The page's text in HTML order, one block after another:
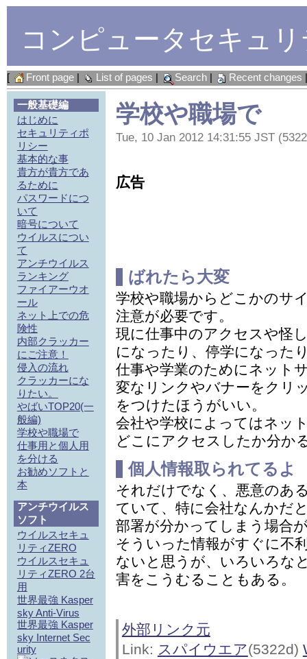
コンピュータセキュ
[ Front page| List of pages | Search| Recent changes
学校や職場で
Tue, 10 Jan 2012 14:31:55 JST
広告
ばれたら大変
学校や職場からどこかのサ
注意が必要です。
現に仕事中のアクセスや怪
になったり、停学になった
仕事や学業のためにネット
変なリンクやバナーをクリ
をつけたほうがいい。
会社や学校によってはネッ
どこにアクセスしたか分か
個人情報取られてるよ
それだけでなく、悪意のあ
ていて、特に会社なんかだ
部署が分かってしまう場合
そういった情報がすぐに不
ないと思うが、いろいろな
害をこうむることもある。
外部リンク元
Link: スパイウエア(5322d)
一般基礎編
はじめに
セキュリティポ
リシー
基本的な事
貴方が貴方であ
るために
パスワードにつ
いて
暗号について
ウイルスについ
て
アンチウイルス
ランキング
ファイアーウオ
ール
ネット上での危
険性
内部クラッカー
にご注意！
侵入の流れ
クラッカーにな
りたい。
やばいTOP20(一
般編)
学校や職場で
仕事用と個人用
を分ける
お勧めソフトと
本
アンチウイルス
ソフト
ウイルスセキュ
リティZERO
ウイルスセキュ
リティZERO 2台
用
世界最強 Kasper
sky Anti-Virus
世界最強 Kasper
sky Internet Sec
urity